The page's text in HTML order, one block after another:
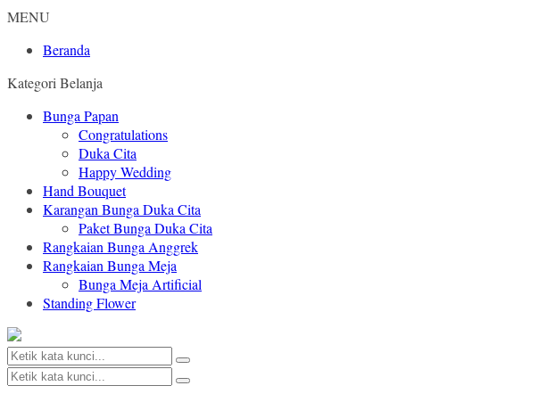
MENU
Beranda
Kategori Belanja
Bunga Papan
Congratulations
Duka Cita
Happy Wedding
Hand Bouquet
Karangan Bunga Duka Cita
Paket Bunga Duka Cita
Rangkaian Bunga Anggrek
Rangkaian Bunga Meja
Bunga Meja Artificial
Standing Flower